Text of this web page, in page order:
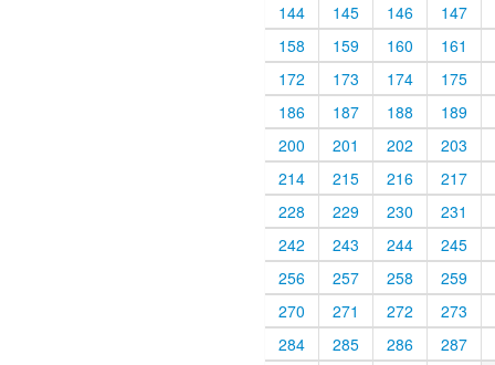
144
145 146
147
158
159 160
161
172
173 174
175
186
187 188
189
200
201 202
203
214
215 216
217
228
229 230
231
242
243 244
245
256
257 258
259
270
271 272
273
284
285 286
287